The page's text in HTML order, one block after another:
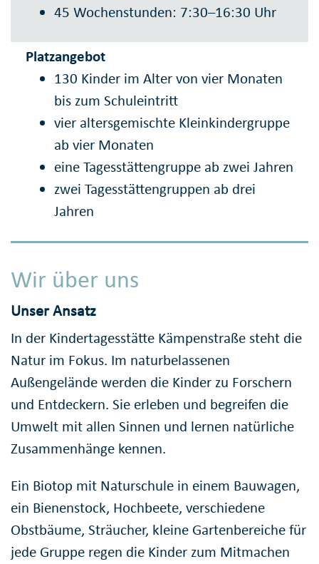
45 Wochenstunden: 7:30–16:30 Uhr
Platzangebot
130 Kinder im Alter von vier Monaten
bis zum Schuleintritt
vier altersgemischte Kleinkindergruppe
ab vier Monaten
eine Tagesstättengruppe ab zwei Jahren
zwei Tagesstättengruppen ab drei
Jahren
Wir über uns
Unser Ansatz
In der Kindertagesstätte Kämpenstraße steht die
Natur im Fokus. Im naturbelassenen
Außengelände werden die Kinder zu Forschern
und Entdeckern. Sie erleben und begreifen die
Umwelt mit allen Sinnen und lernen natürliche
Zusammenhänge kennen.
Ein Biotop mit Naturschule in einem Bauwagen,
ein Bienenstock, Hochbeete, verschiedene
Obstbäume, Sträucher, kleine Gartenbereiche für
jede Gruppe regen die Kinder zum Mitmachen